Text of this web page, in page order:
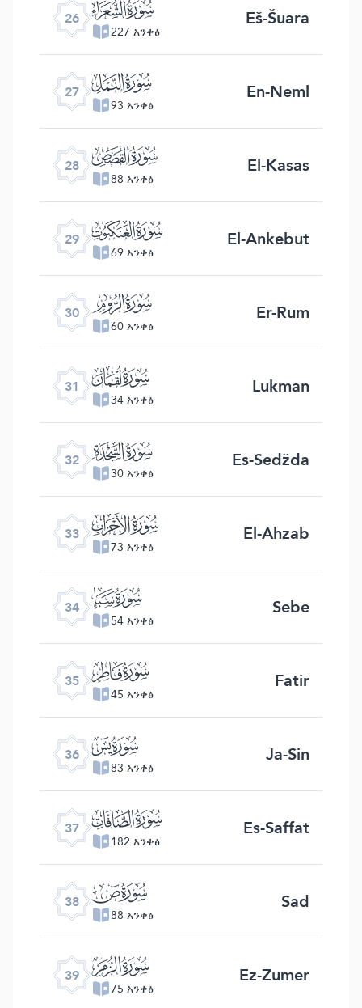
26 ﮦ
227 አንቀፅ Eš-Šuara
27 ﮧ
93 አንቀፅ En-Neml
28 ﮨ
88 አንቀፅ El-Kasas
29 ﮩ
69 አንቀፅ El-Ankebut
30 ﮪ
60 አንቀፅ Er-Rum
31 ﮫ
34 አንቀፅ Lukman
32 ﮬ
30 አንቀፅ Es-Sedžda
33 ﮭ
73 አንቀፅ El-Ahzab
34 ﮮ
54 አንቀፅ Sebe
35 ﮯ
45 አንቀፅ Fatir
36 ﮰ
83 አንቀፅ Ja-Sin
37 ﮱ
182 አንቀፅ Es-Saffat
38 ﯓ
88 አንቀፅ Sad
39 ﯔ
75 አንቀፅ Ez-Zumer